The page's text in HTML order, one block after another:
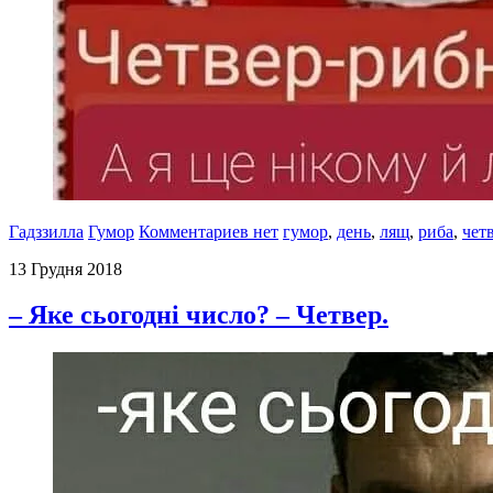
Гадззилла Гумор Комментариев нет гумор, день, лящ, риба,
13 Грудня 2018
– Яке сьогодні число? – Четвер.